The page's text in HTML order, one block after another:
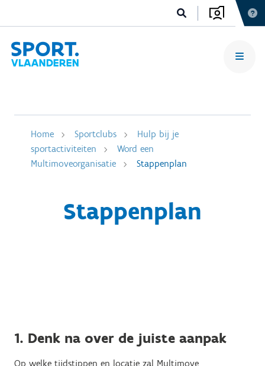
Home Sportclubs
Hulp bij je
sportactiviteiten
Word een
Multimoveorganisatie
Stappenplan
Stappenplan
1. Denk na over de juiste aanpak
Op welke tijdstippen en locatie zal Multimove